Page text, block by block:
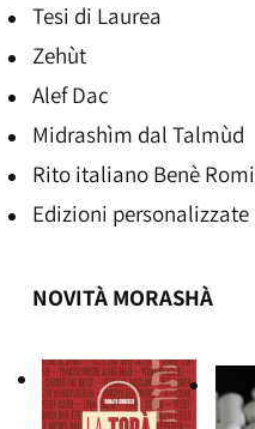
Tesi di Laurea
Zehùt
Alef Dac
Midrashìm dal Talmùd
Rito italiano Benè Romi​
Edizioni personalizzate
NOVITÀ MORASHÀ